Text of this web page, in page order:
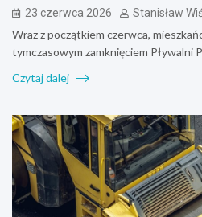
23 czerwca 2026 Stanisław
Wraz z początkiem czerwca,
tymczasowym zamknięciem Pływalni
Czytaj dalej